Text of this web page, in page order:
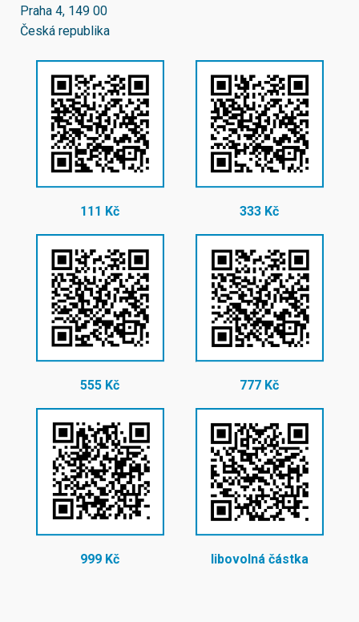
Praha 4, 149 00
Česká republika
111 Kč 333 Kč
555 Kč 777 Kč
999 Kč libovolná částka